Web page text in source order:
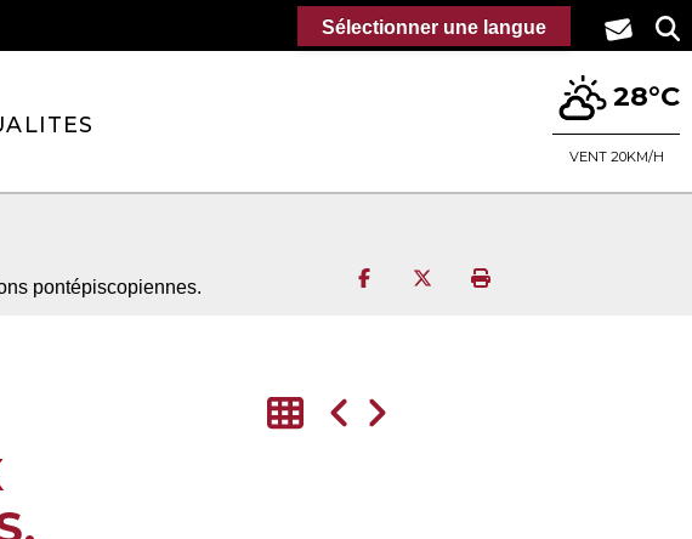
28°C
VENT 20KM/H
pontépiscopiennes. Partager sur Facebook
Partager sur Twitter
Imprimer la page
Sélectionner une langue